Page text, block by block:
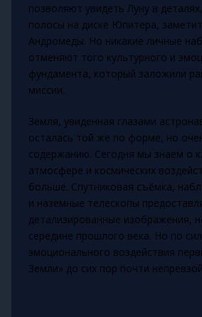
позволяют увидеть Луну в
полосы на диске Юпитера,
Андромеды. Но никакие личные
отменяют того культурного и
фундамента, который заложили
миссии.
Земля, увиденная глазами
осталась той же по форме, но
содержанию. Сегодня мы знаем о
атмосфере и космических
больше. Спутниковая съёмка,
и наземные телескопы
детализированные изображения,
середине прошлого века. Но по
эмоционального воздействия
Земли» до сих пор почти